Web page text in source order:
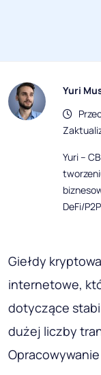
Yuri
Yuri –
DeFi/
Giełdy
internetowe,
dotyczące
dużej liczby